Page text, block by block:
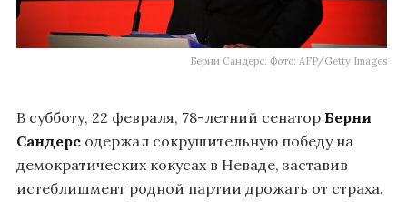
Берни Сандерс. Фото: AFP/Getty Images
В субботу, 22 февраля, 78-летний сенатор Берни
Сандерс одержал сокрушительную победу на
демократических кокусах в Неваде, заставив
истеблишмент родной партии дрожать от страха.